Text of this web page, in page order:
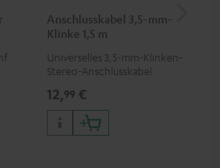
Anschlusskabel 3,5-mm-
Klinke 1,5 m
Universelles 3,5-mm-Klinken-
Stereo-Anschlusskabel
12,99 €